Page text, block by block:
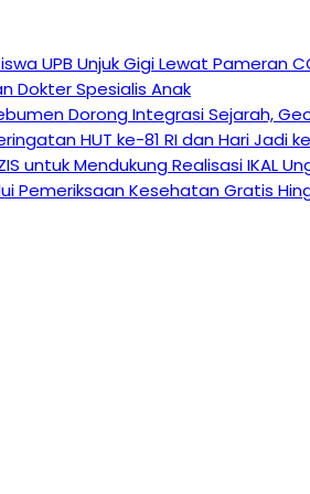
UPB Unjuk Gigi Lewat Pameran
Dokter Spesialis Anak
Dorong Integrasi Sejarah,
HUT ke-81 RI dan Hari Jadi
untuk Mendukung Realisasi IKAL
Pemeriksaan Kesehatan Gratis